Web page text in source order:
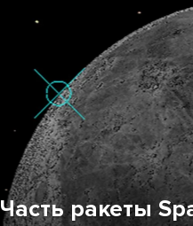
Часть ракеты